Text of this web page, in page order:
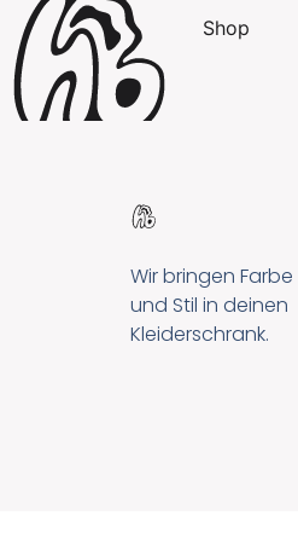
Shop
Wir bringen Farbe
und Stil in deinen
Kleiderschrank.